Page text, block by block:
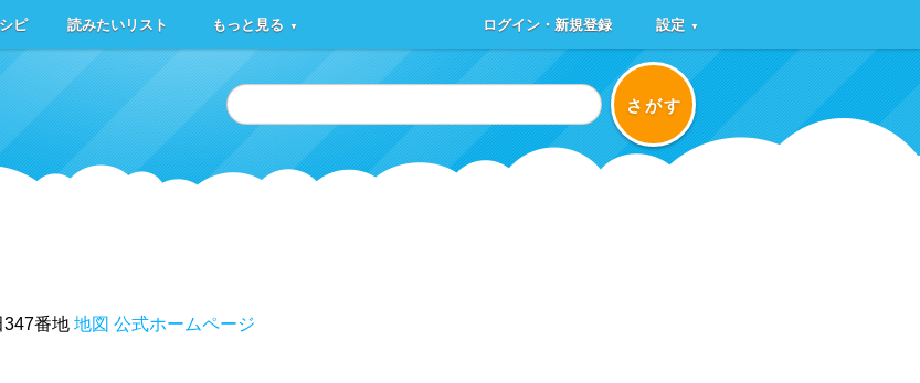
ピ 読みたいリスト もっと見る ▼ ログイン・新規登録 設定 ▼
さがす
347番地 地図 公式ホームページ